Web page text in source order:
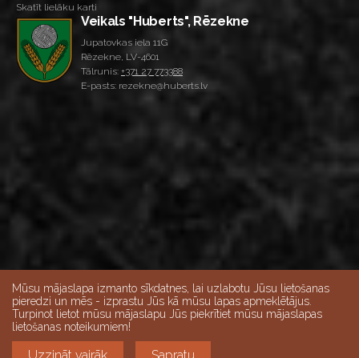
Skatīt lielāku karti
Veikals "Huberts", Rēzekne
Jupatovkas iela 11G
Rēzekne, LV-4601
Tālrunis: +371 27 773388
E-pasts: rezekne@huberts.lv
Skatīt lielāku karti
Darba dienās 10:00-18:00, Sestdienās 9:00-15:00,
Mūsu mājaslapa izmanto sīkdatnes, lai uzlabotu Jūsu lietošanas
pieredzi un mēs - izprastu Jūs kā mūsu lapas apmeklētājus.
Turpinot lietot mūsu mājaslapu Jūs piekrītiet mūsu mājaslapas
lietošanas noteikumiem!